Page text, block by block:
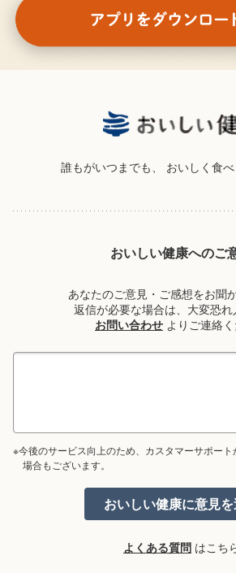
誰もがいつまでも、 おいしく食
おいしい健康へのご
あなたのご意見・ご感想をお聞
返信が必要な場合は、大変恐
お問い合わせ よりご連絡
※今後のサービス向上のため、カスタマーサポート
場合もございます。
よくある質問 はこち